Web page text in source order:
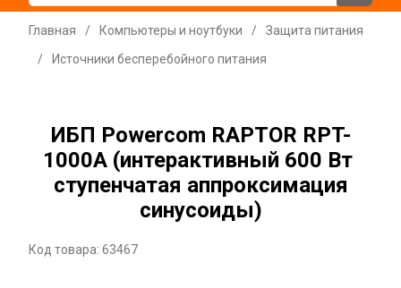
Главная / Компьютеры и ноутбуки /
Защита питания
/
Источники бесперебойного питания
ИБП Powercom RAPTOR RPT-
1000A (интерактивный 600 Вт
ступенчатая аппроксимация
синусоиды)
Код товара: 63467